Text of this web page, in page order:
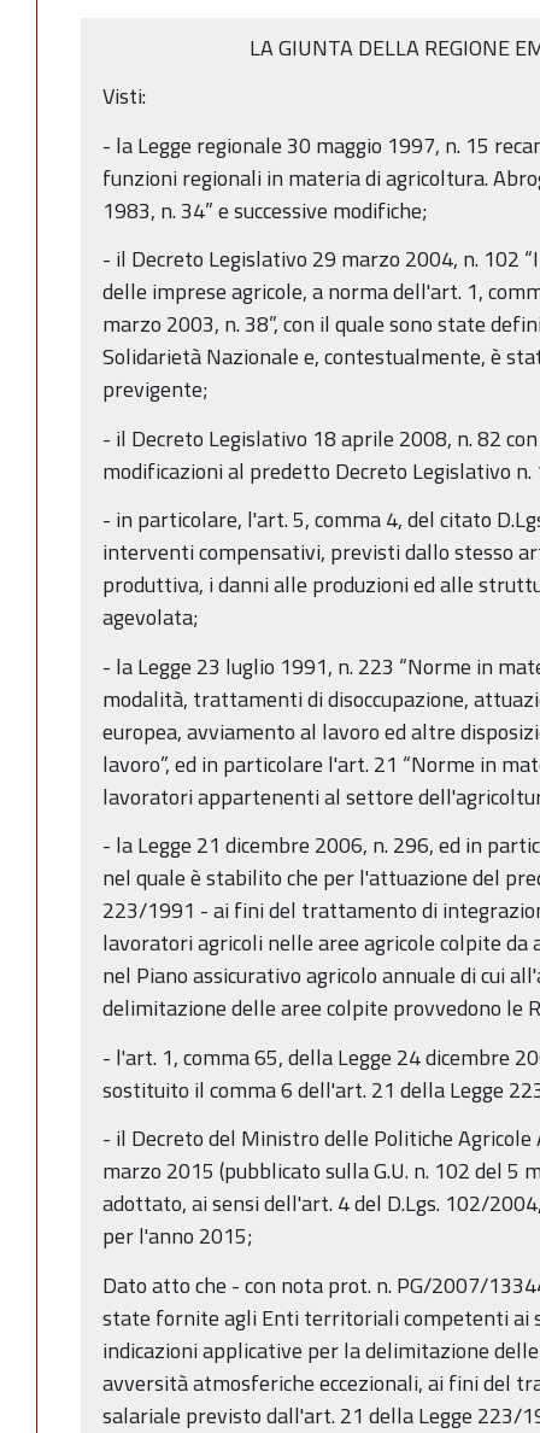
LA GIUNTA DELLA REGIONE
Visti:
- la Legge regionale 30 maggio 1997, n. 15
funzioni regionali in materia di agricoltura.
1983, n. 34” e successive modifiche;
- il Decreto Legislativo 29 marzo 2004, n. 102
delle imprese agricole, a norma dell'art. 1,
marzo 2003, n. 38”, con il quale sono state
Solidarietà Nazionale e, contestualmente, è
previgente;
- il Decreto Legislativo 18 aprile 2008, n. 82
modificazioni al predetto Decreto Legislativo
- in particolare, l'art. 5, comma 4, del citato
interventi compensativi, previsti dallo stesso
produttiva, i danni alle produzioni ed alle
agevolata;
- la Legge 23 luglio 1991, n. 223 “Norme in
modalità, trattamenti di disoccupazione,
europea, avviamento al lavoro ed altre
lavoro”, ed in particolare l'art. 21 “Norme in
lavoratori appartenenti al settore
- la Legge 21 dicembre 2006, n. 296, ed in
nel quale è stabilito che per l'attuazione del
223/1991 - ai fini del trattamento di
lavoratori agricoli nelle aree agricole colpite da
nel Piano assicurativo agricolo annuale di cui
delimitazione delle aree colpite provvedono le
- l'art. 1, comma 65, della Legge 24 dicembre
sostituito il comma 6 dell'art. 21 della Legge
- il Decreto del Ministro delle Politiche
marzo 2015 (pubblicato sulla G.U. n. 102 del 5
adottato, ai sensi dell'art. 4 del D.Lgs. 102/
per l'anno 2015;
Dato atto che - con nota prot. n. PG/2007/
state fornite agli Enti territoriali competenti ai
indicazioni applicative per la delimitazione
avversità atmosferiche eccezionali, ai fini del
salariale previsto dall'art. 21 della Legge 223/